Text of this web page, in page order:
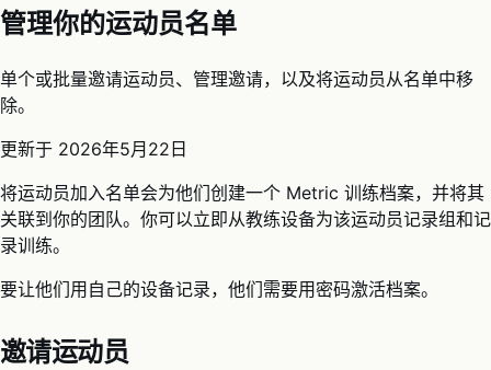
管理你的运动员名单
单个或批量邀请运动员、管理邀请，以及将运动员从名单中移
除。
更新于 2026年5月22日
将运动员加入名单会为他们创建一个 Metric 训练档案，并将其
关联到你的团队。你可以立即从教练设备为该运动员记录组和记
录训练。
要让他们用自己的设备记录，他们需要用密码激活档案。
邀请运动员